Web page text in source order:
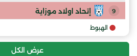
9 إتحاد اولاد موزاية
الهبوط
عرض الكل